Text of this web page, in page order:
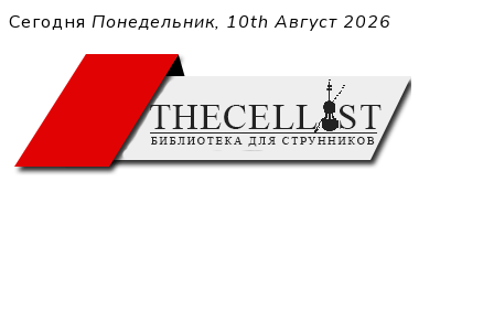
Перейти
содержимому
Сегодня Понедельник, 10th Август 2026